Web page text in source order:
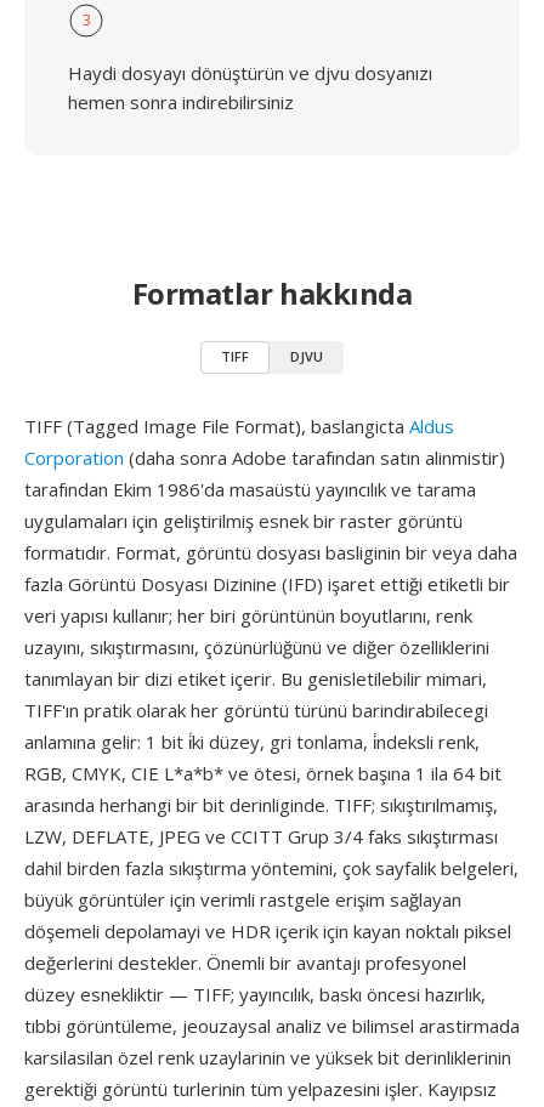
3
Haydi dosyayı dönüştürün ve djvu dosyanızı
hemen sonra indirebilirsiniz
Formatlar hakkında
TIFF DJVU
TIFF (Tagged Image File Format), baslangicta Aldus
Corporation (daha sonra Adobe tarafından satın alinmistir)
tarafından Ekim 1986'da masaüstü yayıncılık ve tarama
uygulamaları için geliştirilmiş esnek bir raster görüntü
formatıdır. Format, görüntü dosyası basliginin bir veya daha
fazla Görüntü Dosyası Dizinine (IFD) işaret ettiği etiketli bir
veri yapısı kullanır; her biri görüntünün boyutlarını, renk
uzayını, sıkıştırmasını, çözünürlüğünü ve diğer özelliklerini
tanımlayan bir dizi etiket içerir. Bu genisletilebilir mimari,
TIFF'ın pratik olarak her görüntü türünü barindirabilecegi
anlamına gelir: 1 bit i̇ki düzey, gri tonlama, i̇ndeksli renk,
RGB, CMYK, CIE L*a*b* ve ötesi, örnek başına 1 ila 64 bit
arasında herhangi bir bit derinliginde. TIFF; sıkıştırılmamış,
LZW, DEFLATE, JPEG ve CCITT Grup 3/4 faks sıkıştırması
dahil birden fazla sıkıştırma yöntemini, çok sayfalik belgeleri,
büyük görüntüler için verimli rastgele erişim sağlayan
döşemeli depolamayi ve HDR içerik için kayan noktalı piksel
değerlerini destekler. Önemli bir avantajı profesyonel
düzey esnekliktir — TIFF; yayıncılık, baskı öncesi hazırlık,
tıbbi görüntüleme, jeouzaysal analiz ve bilimsel arastirmada
karsilasilan özel renk uzaylarinin ve yüksek bit derinliklerinin
gerektiği görüntü turlerinin tüm yelpazesini işler. Kayıpsız